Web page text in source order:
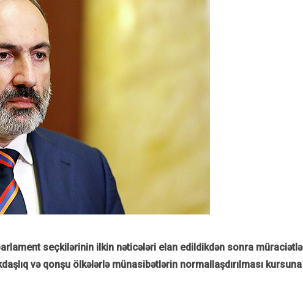
seçkilərinin ilkin nəticələri elan edildikdən sonra müraciətlə
və qonşu ölkələrlə münasibətlərin normallaşdırılması kursuna